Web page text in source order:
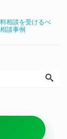
相談を受けるべ
談事例